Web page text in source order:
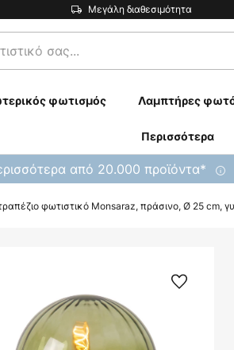
Μεγάλη διαθεσιμότητα
φωτισμός Λαμπτήρες
Περισσότερα
από 20.000 προϊόντα*
φωτιστικό Monsaraz, πράσινο, Ø 25 cm,